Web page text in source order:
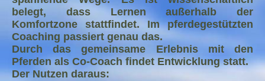
belegt, dass Lernen außerhalb der
Komfortzone stattfindet. Im pferdegestützten
Coaching passiert genau das.
Durch das gemeinsame Erlebnis mit den
Pferden als Co-Coach findet Entwicklung statt.
Der Nutzen daraus: